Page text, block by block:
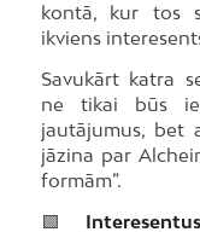
kontā, kur tos
ikviens
Savukārt katra
ne tikai būs
jautājumus, bet
jāzina par
formām”.
🟩